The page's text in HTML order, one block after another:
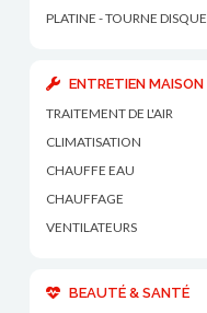
PLATINE - TOURNE DISQUE
ENTRETIEN MAISON
TRAITEMENT DE L'AIR
CLIMATISATION
CHAUFFE EAU
CHAUFFAGE
VENTILATEURS
BEAUTÉ & SANTÉ